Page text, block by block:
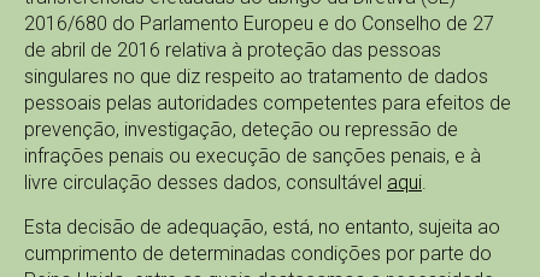
2016/680 do Parlamento Europeu e do Conselho de 27
de abril de 2016 relativa à proteção das pessoas
singulares no que diz respeito ao tratamento de dados
pessoais pelas autoridades competentes para efeitos de
prevenção, investigação, deteção ou repressão de
infrações penais ou execução de sanções penais, e à
livre circulação desses dados, consultável aqui.
Esta decisão de adequação, está, no entanto, sujeita ao
cumprimento de determinadas condições por parte do